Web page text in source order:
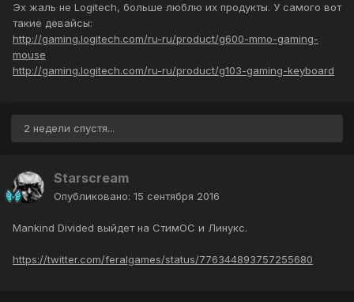
Эх жаль не Logitech, больше люблю их продукты. У самого вот
такие девайсы:
http://gaming.logitech.com/ru-ru/product/g600-mmo-gaming-
mouse
http://gaming.logitech.com/ru-ru/product/g103-gaming-keyboard
2 недели спустя...
Starscream
Опубликовано: 15 сентября 2016
Mankind Divided​ выйдет на СтимОС и Линукс.
https://twitter.com/feralgames/status/776344893757255680